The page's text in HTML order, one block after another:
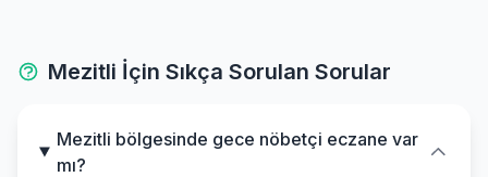
Mezitli İçin Sıkça Sorulan Sorular
Mezitli bölgesinde gece nöbetçi eczane var
mı?